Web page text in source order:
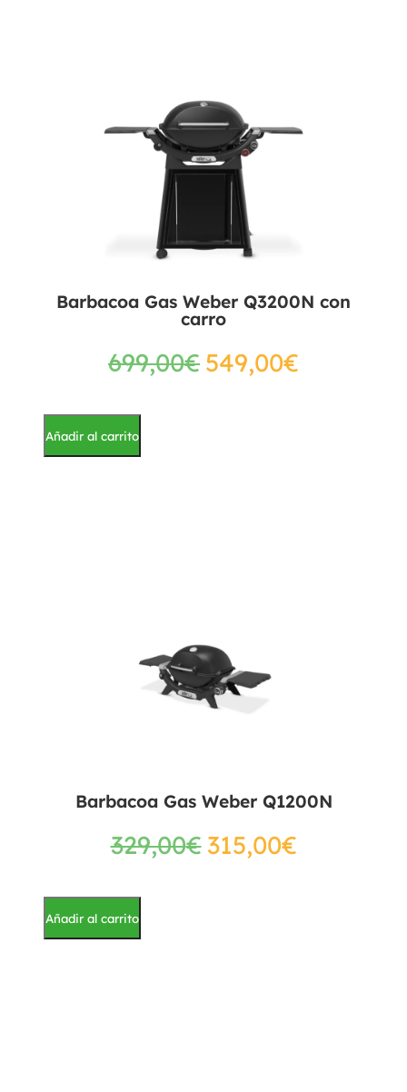
Barbacoa Gas Weber Q3200N con
carro
699,00€ 549,00€
Añadir al carrito
Barbacoa Gas Weber Q1200N
329,00€315,00€
Añadir al carrito